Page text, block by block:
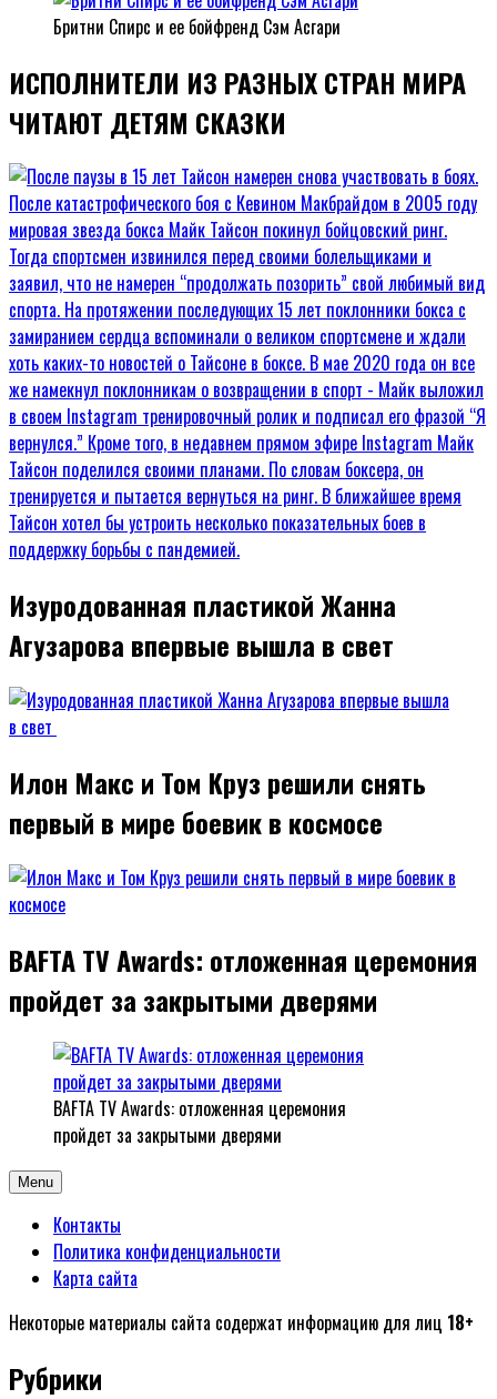
Бритни Спирс и ее бойфренд Сэм Асгари
ИСПОЛНИТЕЛИ ИЗ РАЗНЫХ СТРАН МИРА
ЧИТАЮТ ДЕТЯМ СКАЗКИ
Изуродованная пластикой Жанна
Агузарова впервые вышла в свет
Илон Макс и Том Круз решили снять
первый в мире боевик в космосе
BAFTA TV Awards: отложенная церемония
пройдет за закрытыми дверями
BAFTA TV Awards: отложенная церемония
пройдет за закрытыми дверями
Menu
Контакты
Политика конфиденциальности
Карта сайта
Некоторые материалы сайта содержат информацию для лиц 18+
Рубрики